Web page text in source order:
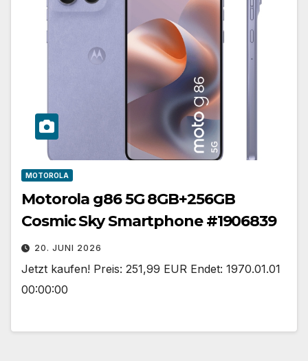
MOTOROLA
Motorola g86 5G 8GB+256GB
Cosmic Sky Smartphone #1906839
20. JUNI 2026
Jetzt kaufen! Preis: 251,99 EUR Endet: 1970.01.01
00:00:00